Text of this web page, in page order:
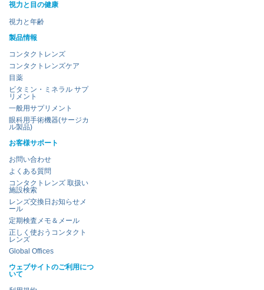
視力と目の健康
視力と年齢
製品情報
コンタクトレンズ
コンタクトレンズケア
目薬
ビタミン・ミネラル サプ
リメント
一般用サプリメント
眼科用手術機器(サージカ
ル製品)
お客様サポート
お問い合わせ
よくある質問
コンタクトレンズ 取扱い
施設検索
レンズ交換日お知らせメ
ール
定期検査メモ＆メール
正しく使おうコンタクト
レンズ
Global Offices
ウェブサイトのご利用につ
いて